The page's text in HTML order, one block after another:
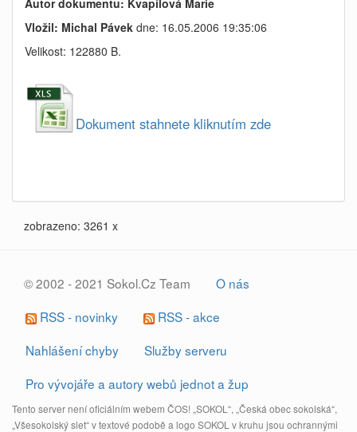
Autor dokumentu: Kvapilová Marie
Vložil: Michal Pávek dne: 16.05.2006 19:35:06
Velikost: 122880 B.
Dokument stahnete kliknutím zde
zobrazeno: 3261 x
© 2002 - 2021 Sokol.Cz Team
O nás
RSS - novinky
RSS - akce
Nahlášení chyby
Služby serveru
Pro vývojáře a autory webů jednot a žup
Tento server není oficiálním webem ČOS! „SOKOL“, „Česká obec sokolská“,
„Všesokolský slet“ v textové podobě a logo SOKOL v kruhu jsou ochrannými